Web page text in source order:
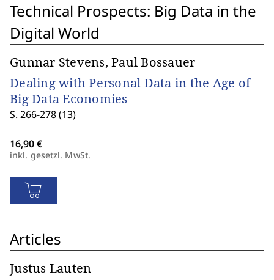
Technical Prospects: Big Data in the
Digital World
Gunnar Stevens, Paul Bossauer
Dealing with Personal Data in the Age of
Big Data Economies
S. 266-278 (13)
inkl. gesetzl. MwSt.
Articles
Justus Lauten